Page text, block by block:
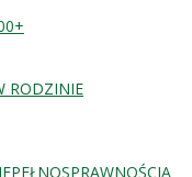
RODZINIE